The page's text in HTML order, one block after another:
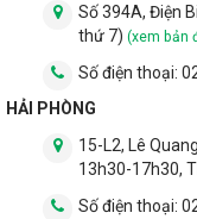
Số 394A, Điện
thứ 7) (xem bản
Số điện thoại:
HẢI PHÒNG
15-L2, Lê
13h30-17h30,
Số điện thoại: